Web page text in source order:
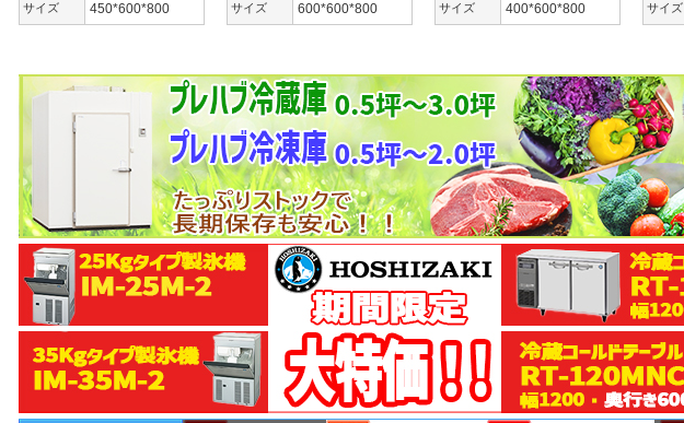
サイズ 450*600*800 サイズ 600*600*800 サイズ 400*600*800 サイズ